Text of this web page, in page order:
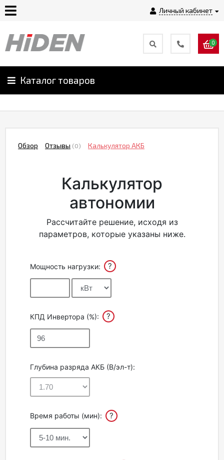
Личный кабинет
Главная
О
Оплата
Партнерам
Контакты
0
Каталог товаров
Обзор Отзывы (0) Калькулятор АКБ
Калькулятор
автономии
Рассчитайте решение, исходя из
параметров, которые указаны ниже.
Мощность нагрузки: ?
КПД Инвертора (%): ?
Глубина разряда АКБ (В/эл-т):
Время работы (мин): ?